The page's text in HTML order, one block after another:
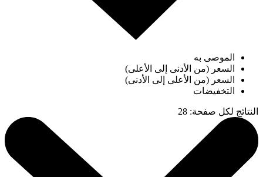
الموصى به
السعر (من الأدنى إلى الأعلى)
السعر (من الأعلى إلى الأدنى)
التخفيضات
النتائج لكل صفحة:
28